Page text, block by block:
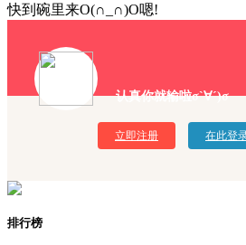
快到碗里来O(∩_∩)O嗯!
认真你就输啦σ`∀´)σ
立即注册 在此登
排行榜